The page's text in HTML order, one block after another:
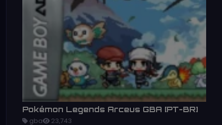
Pokémon Legends Arceus GBA [PT-BR]
gba 23,743